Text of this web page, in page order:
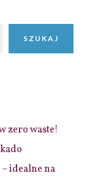
SZUKAJ
zero waste!
idealne na